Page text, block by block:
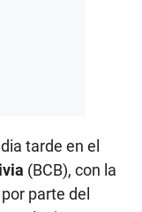
tarde en el
(BCB), con la
parte del